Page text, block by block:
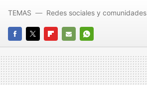
FACEBOOK
TWITTERFLIPBOARD
E-
MAIL
WHATSAPP
TEMAS Redes sociales y comunidades